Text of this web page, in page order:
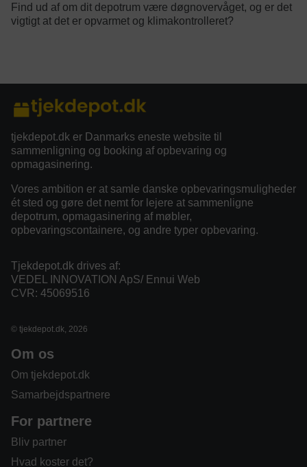
Find ud af om dit depotrum være døgnovervåget, og er det
vigtigt at det er opvarmet og klimakontrolleret?
tjekdepot.dk er Danmarks eneste website til
sammenligning og booking af opbevaring og
opmagasinering.
Vores ambition er at samle danske opbevaringsmuligheder
ét sted og gøre det nemt for lejere at sammenligne
depotrum, opmagasinering af møbler,
opbevaringscontainere, og andre typer opbevaring.
Tjekdepot.dk drives af:
VEDEL INNOVATION ApS/ Ennui Web
CVR: 45069516
© tjekdepot.dk, 2026
Om os
Om tjekdepot.dk
Samarbejdspartnere
For partnere
Bliv partner
Hvad koster det?